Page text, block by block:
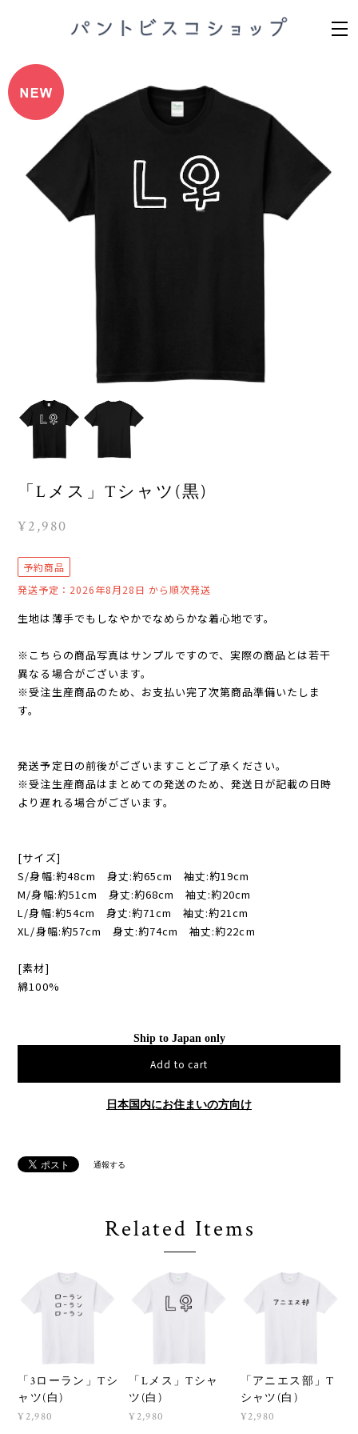
「Lメス」Tシャツ(黒)
¥2,980
予約商品
発送予定：2026年8月28日 から順次発送
生地は薄手でもしなやかでなめらかな着心地です。
※こちらの商品写真はサンプルですので、実際の商品とは若干
異なる場合がございます。
※受注生産商品のため、お支払い完了次第商品準備いたしま
す。
発送予定日の前後がございますことご了承ください。
※受注生産商品はまとめての発送のため、発送日が記載の日時
より遅れる場合がございます。
[サイズ]
S/身幅:約48cm 身丈:約65cm 袖丈:約19cm
M/身幅:約51cm 身丈:約68cm 袖丈:約20cm
L/身幅:約54cm 身丈:約71cm 袖丈:約21cm
XL/身幅:約57cm 身丈:約74cm 袖丈:約22cm
[素材]
綿100%
Ship to Japan only
Add to cart
日本国内にお住まいの方向け
通報する
Related Items
「3ローラン」Tシ
ャツ(白)
¥2,980
「Lメス」Tシャ
ツ(白)
¥2,980
「アニエス部」T
シャツ(白)
¥2,980